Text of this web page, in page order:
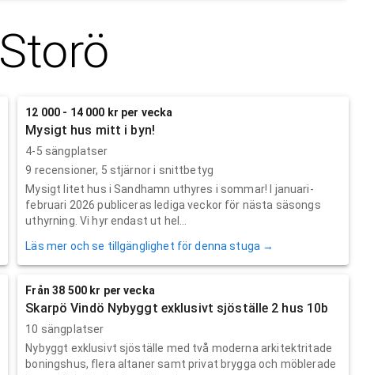
Storö
12 000 - 14 000 kr per vecka
Mysigt hus mitt i byn!
4-5 sängplatser
9 recensioner, 5 stjärnor i snittbetyg
Mysigt litet hus i Sandhamn uthyres i sommar! I januari-
februari 2026 publiceras lediga veckor för nästa säsongs
uthyrning. Vi hyr endast ut hel...
Läs mer och se tillgänglighet för denna stuga →
Från 38 500 kr per vecka
Skarpö Vindö Nybyggt exklusivt sjöställe 2 hus 10b
10 sängplatser
Nybyggt exklusivt sjöställe med två moderna arkitektritade
boningshus, flera altaner samt privat brygga och möblerade